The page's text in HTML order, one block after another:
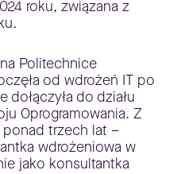
roku, związana z
Politechnice
od wdrożeń IT po
do działu
Oprogramowania. Z
ponad trzech lat –
wdrożeniowa w
jako konsultantka